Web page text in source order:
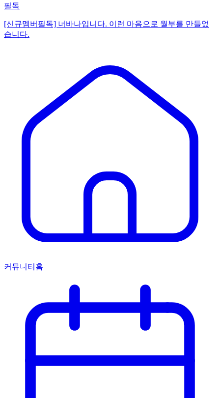
필독
[신규멤버필독] 너바나입니다. 이런 마음으로 월부를 만들었
습니다.
커뮤니티홈